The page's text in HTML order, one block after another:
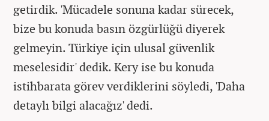
getirdik. 'Mücadele sonuna kadar sürecek,
bize bu konuda basın özgürlüğü diyerek
gelmeyin. Türkiye için ulusal güvenlik
meselesidir' dedik. Kery ise bu konuda
istihbarata görev verdiklerini söyledi, 'Daha
detaylı bilgi alacağız' dedi.